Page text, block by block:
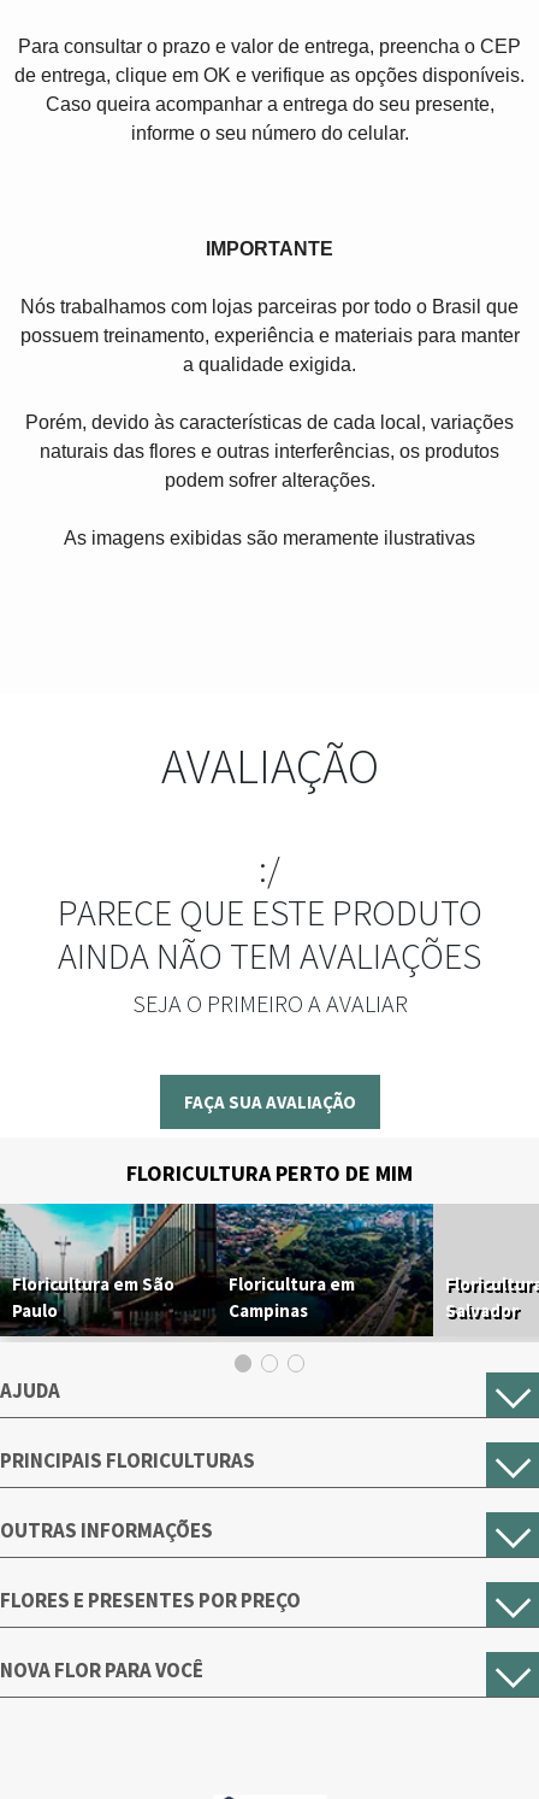
Para consultar o prazo e valor de entrega, preencha o CEP
de entrega, clique em OK e verifique as opções disponíveis.
Caso queira acompanhar a entrega do seu presente,
informe o seu número do celular.
IMPORTANTE
Nós trabalhamos com lojas parceiras por todo o Brasil que
possuem treinamento, experiência e materiais para manter
a qualidade exigida.
Porém, devido às características de cada local, variações
naturais das flores e outras interferências, os produtos
podem sofrer alterações.
As imagens exibidas são meramente ilustrativas
AVALIAÇÃO
:/
PARECE QUE ESTE PRODUTO
AINDA NÃO TEM AVALIAÇÕES
SEJA O PRIMEIRO A AVALIAR
FAÇA SUA AVALIAÇÃO
FLORICULTURA PERTO DE MIM
Floricultura em São
Paulo
Floricultura em
Campinas
Salvador
AJUDA
PRINCIPAIS FLORICULTURAS
OUTRAS INFORMAÇÕES
FLORES E PRESENTES POR PREÇO
NOVA FLOR PARA VOCÊ